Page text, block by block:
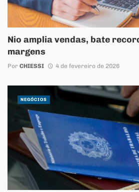
Nio amplia vendas, bate
margens
Por CHIESSI 4 de fevereiro de 2026
NEGÓCIOS